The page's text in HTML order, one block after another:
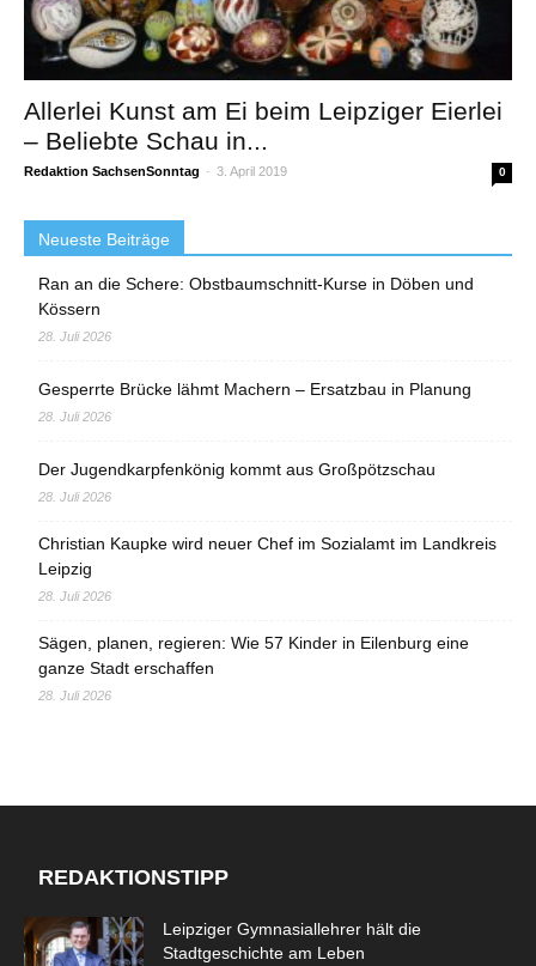
Allerlei Kunst am Ei beim Leipziger Eierlei
– Beliebte Schau in...
Redaktion SachsenSonntag - 3. April 2019 0
Neueste Beiträge
Ran an die Schere: Obstbaumschnitt-Kurse in Döben und
Kössern
28. Juli 2026
Gesperrte Brücke lähmt Machern – Ersatzbau in Planung
28. Juli 2026
Der Jugendkarpfenkönig kommt aus Großpötzschau
28. Juli 2026
Christian Kaupke wird neuer Chef im Sozialamt im Landkreis
Leipzig
28. Juli 2026
Sägen, planen, regieren: Wie 57 Kinder in Eilenburg eine
ganze Stadt erschaffen
28. Juli 2026
REDAKTIONSTIPP
Leipziger Gymnasiallehrer hält die
Stadtgeschichte am Leben